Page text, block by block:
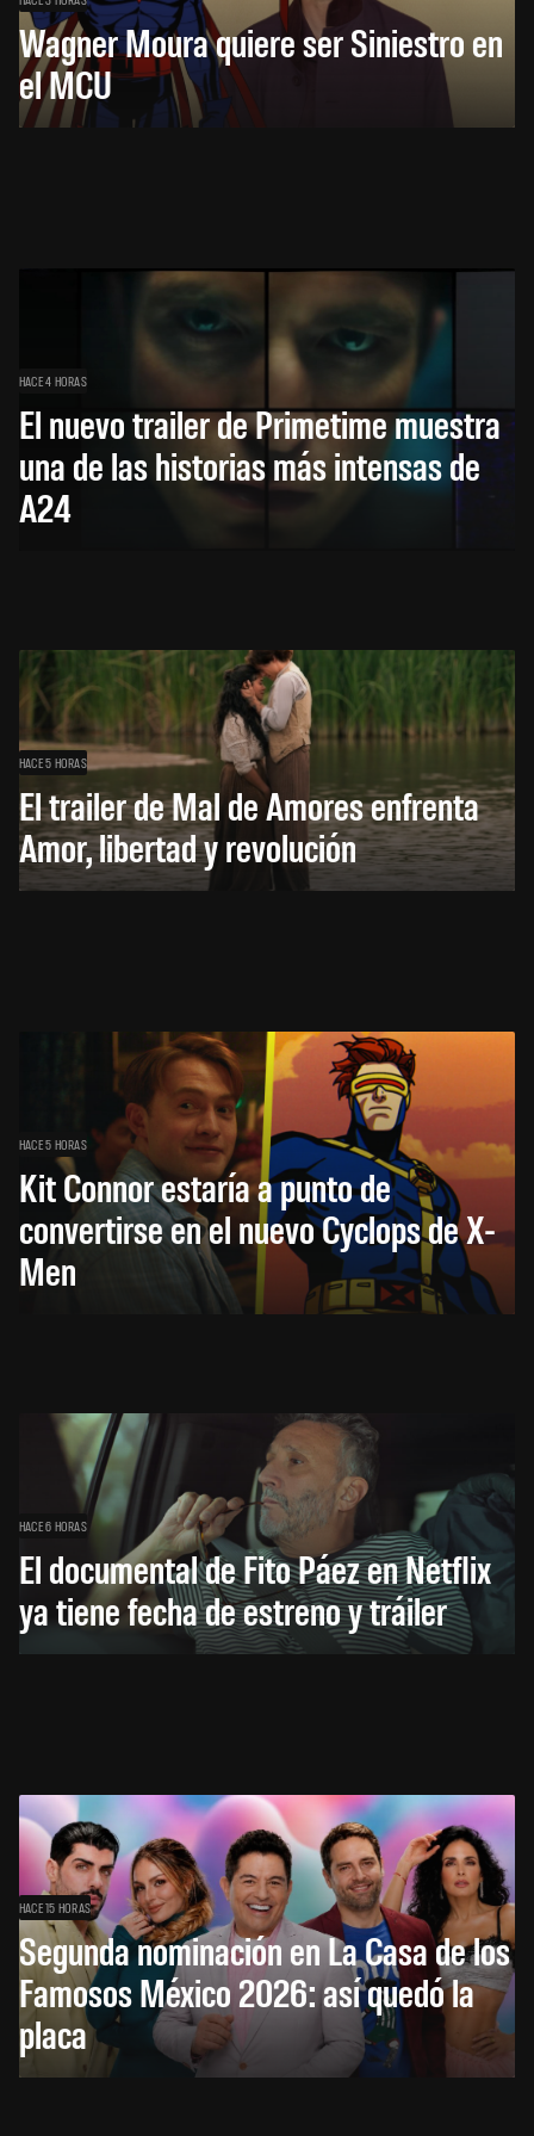
Wagner Moura quiere ser Siniestro en
el MCU
HACE 4 HORAS
El nuevo trailer de Primetime muestra
una de las historias más intensas de
A24
HACE 5 HORAS
El trailer de Mal de Amores enfrenta
Amor, libertad y revolución
HACE 5 HORAS
Kit Connor estaría a punto de
convertirse en el nuevo Cyclops de X-
Men
HACE 6 HORAS
El documental de Fito Páez en Netflix
ya tiene fecha de estreno y tráiler
HACE 15 HORAS
Segunda nominación en La Casa de los
Famosos México 2026: así quedó la
placa